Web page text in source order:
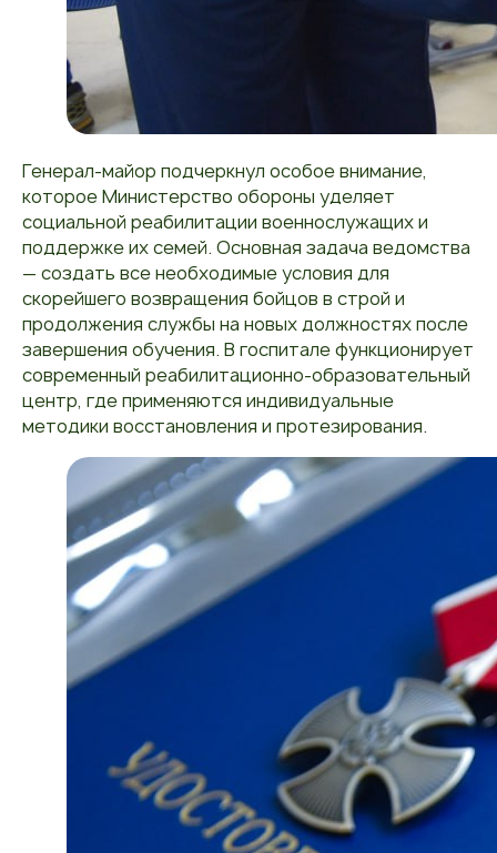
Генерал-майор подчеркнул особое внимание,
которое Министерство обороны уделяет
социальной реабилитации военнослужащих и
поддержке их семей. Основная задача ведомства
— создать все необходимые условия для
скорейшего возвращения бойцов в строй и
продолжения службы на новых должностях после
завершения обучения. В госпитале функционирует
современный реабилитационно-образовательный
центр, где применяются индивидуальные
методики восстановления и протезирования.